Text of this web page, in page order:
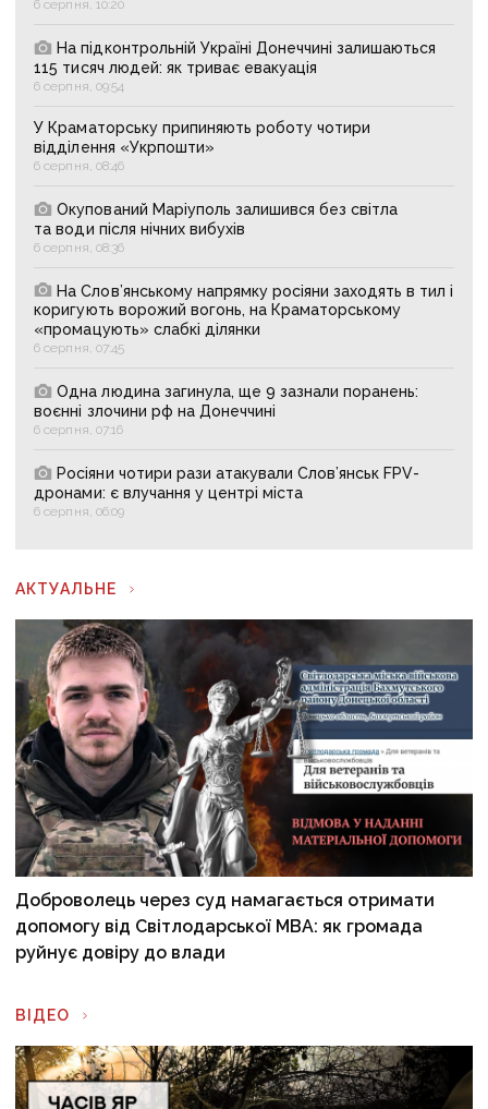
6 серпня, 10:20
На підконтрольній Україні Донеччині залишаються
115 тисяч людей: як триває евакуація
6 серпня, 09:54
У Краматорську припиняють роботу чотири
відділення «Укрпошти»
6 серпня, 08:46
Окупований Маріуполь залишився без світла
та води після нічних вибухів
6 серпня, 08:36
На Слов’янському напрямку росіяни заходять в тил і
коригують ворожий вогонь, на Краматорському
«промацують» слабкі ділянки
6 серпня, 07:45
Одна людина загинула, ще 9 зазнали поранень:
воєнні злочини рф на Донеччині
6 серпня, 07:16
Росіяни чотири рази атакували Слов’янськ FPV-
дронами: є влучання у центрі міста
6 серпня, 06:09
АКТУАЛЬНЕ
Доброволець через суд намагається отримати
допомогу від Світлодарської МВА: як громада
руйнує довіру до влади
ВІДЕО